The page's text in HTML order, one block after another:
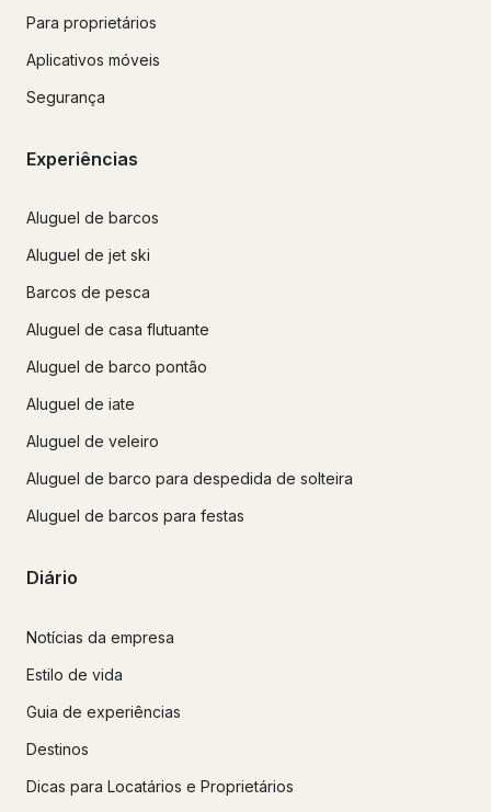
Para proprietários
Aplicativos móveis
Segurança
Experiências
Aluguel de barcos
Aluguel de jet ski
Barcos de pesca
Aluguel de casa flutuante
Aluguel de barco pontão
Aluguel de iate
Aluguel de veleiro
Aluguel de barco para despedida de solteira
Aluguel de barcos para festas
Diário
Notícias da empresa
Estilo de vida
Guia de experiências
Destinos
Dicas para Locatários e Proprietários